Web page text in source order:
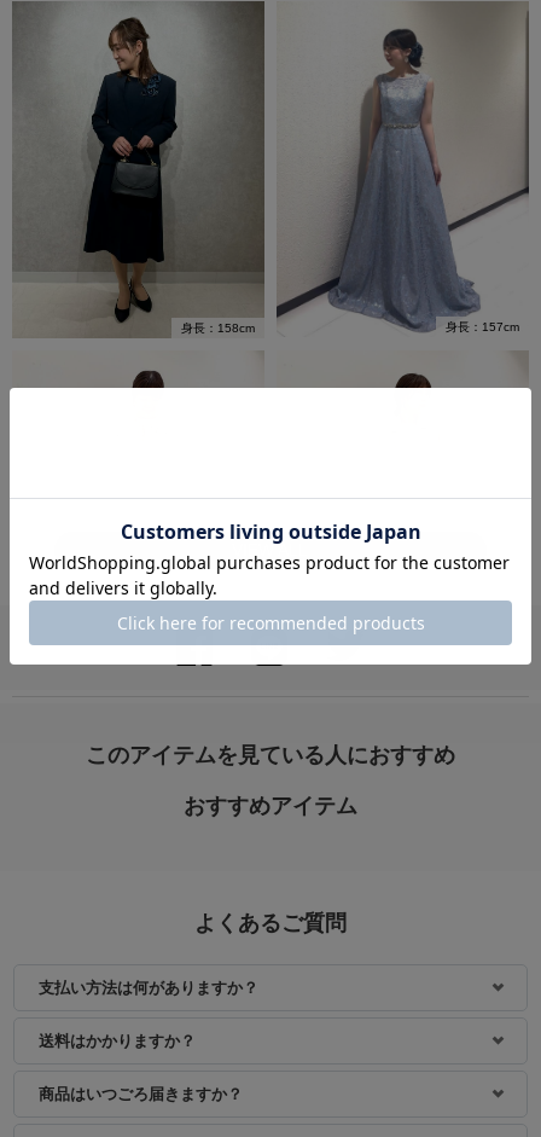
身長：158cm 身長：157cm
VIEW ALL
このアイテムを見ている人におすすめ
おすすめアイテム
よくあるご質問
支払い方法は何がありますか？
送料はかかりますか？
商品はいつごろ届きますか？